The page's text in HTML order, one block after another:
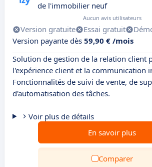
de l'immobilier neuf
Aucun avis utilisateurs
Version gratuite Essai gratuit
Version payante dès 59,90 € /mois
Solution de gestion de la relation client
l'expérience client et la communication
Fonctionnalités de suivi de vente, de
d'automatisation des tâches.
Voir plus de détails
En savoir plus
Comparer